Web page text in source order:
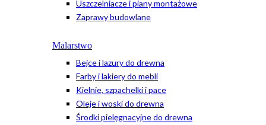
Uszczelniacze i piany montażowe
Zaprawy budowlane
Malarstwo
Bejce i lazury do drewna
Farby i lakiery do mebli
Kielnie, szpachelki i pace
Oleje i woski do drewna
Środki pielęgnacyjne do drewna